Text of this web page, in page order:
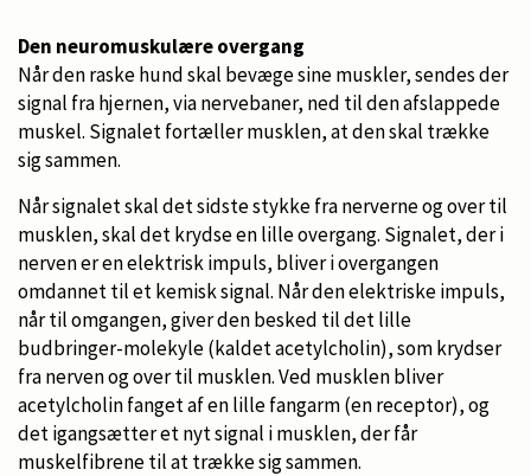
Den neuromuskulære overgang
Når den raske hund skal bevæge sine muskler, sendes der
signal fra hjernen, via nervebaner, ned til den afslappede
muskel. Signalet fortæller musklen, at den skal trække
sig sammen.
Når signalet skal det sidste stykke fra nerverne og over til
musklen, skal det krydse en lille overgang. Signalet, der i
nerven er en elektrisk impuls, bliver i overgangen
omdannet til et kemisk signal. Når den elektriske impuls,
når til omgangen, giver den besked til det lille
budbringer-molekyle (kaldet acetylcholin), som krydser
fra nerven og over til musklen. Ved musklen bliver
acetylcholin fanget af en lille fangarm (en receptor), og
det igangsætter et nyt signal i musklen, der får
muskelfibrene til at trække sig sammen.